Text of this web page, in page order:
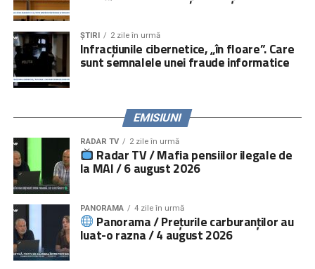
Serviciile de consiliere psihologică și juridică pot fi
accesate prin linia telefonică021.224.24.52
platforma
www.copiisinguriacasa.ro.
Comunicat „Salvați Copiii” România
ȘTIRI 2 zile în urmă
Infracțiunile cibernetice, „în floare”. Care
sunt semnalele unei fraude informatice
EMISIUNI
RADAR TV 2 zile în urmă
Radar TV / Mafia pensiilor ilegale de
la MAI / 6 august 2026
PANORAMA 4 zile în urmă
Panorama / Prețurile carburanților au
luat-o razna / 4 august 2026